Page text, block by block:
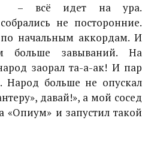
– всё идет на ура.
не посторонние.
начальным аккордам. И
больше завываний. На
заорал та-а-ак! И пар
Народ больше не опускал
давай!», а мой сосед
«Опиум» и запустил такой